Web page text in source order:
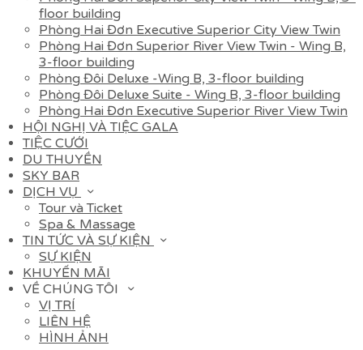
floor building
Phòng Hai Đơn Executive Superior City View Twin
Phòng Hai Đơn Superior River View Twin - Wing B,
3-floor building
Phòng Đôi Deluxe -Wing B, 3-floor building
Phòng Đôi Deluxe Suite - Wing B, 3-floor building
Phòng Hai Đơn Executive Superior River View Twin
HỘI NGHỊ VÀ TIỆC GALA
TIỆC CƯỚI
DU THUYỀN
SKY BAR
DỊCH VỤ
Tour và Ticket
Spa & Massage
TIN TỨC VÀ SỰ KIỆN
SỰ KIỆN
KHUYẾN MÃI
VỀ CHÚNG TÔI
VỊ TRÍ
LIÊN HỆ
HÌNH ẢNH